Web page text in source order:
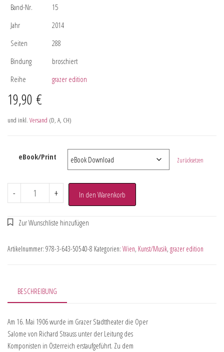
Band-Nr.
15
Jahr
2014
Seiten
288
Bindung
broschiert
Reihe
grazer edition
19,90 €
und inkl. Versand (D, A, CH)
eBook/Print Zurücksetzen
- + In den Warenkorb
Artikelnummer: 978-3-643-50540-8 Kategorien: Wien, Kunst/Musik, grazer edition
BESCHREIBUNG
Am 16. Mai 1906 wurde im Grazer Stadttheater die Oper
Salome von Richard Strauss unter der Leitung des
Komponisten in Österreich erstaufgeführt. Zu dem